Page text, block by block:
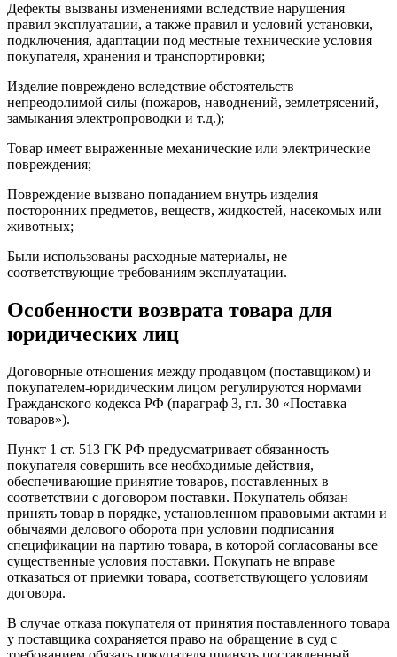
Дефекты вызваны изменениями вследствие нарушения
правил эксплуатации, а также правил и условий установки,
подключения, адаптации под местные технические условия
покупателя, хранения и транспортировки;
Изделие повреждено вследствие обстоятельств
непреодолимой силы (пожаров, наводнений, землетрясений,
замыкания электропроводки и т.д.);
Товар имеет выраженные механические или электрические
повреждения;
Повреждение вызвано попаданием внутрь изделия
посторонних предметов, веществ, жидкостей, насекомых или
животных;
Были использованы расходные материалы, не
соответствующие требованиям эксплуатации.
Особенности возврата товара для
юридических лиц
Договорные отношения между продавцом (поставщиком) и
покупателем-юридическим лицом регулируются нормами
Гражданского кодекса РФ (параграф 3, гл. 30 «Поставка
товаров»).
Пункт 1 ст. 513 ГК РФ предусматривает обязанность
покупателя совершить все необходимые действия,
обеспечивающие принятие товаров, поставленных в
соответствии с договором поставки. Покупатель обязан
принять товар в порядке, установленном правовыми актами и
обычаями делового оборота при условии подписания
спецификации на партию товара, в которой согласованы все
существенные условия поставки. Покупать не вправе
отказаться от приемки товара, соответствующего условиям
договора.
В случае отказа покупателя от принятия поставленного товара
у поставщика сохраняется право на обращение в суд с